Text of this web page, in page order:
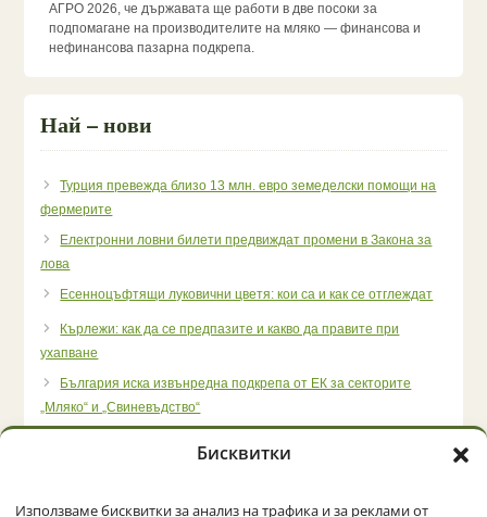
Бисквитки
Използваме бисквитки за анализ на трафика и за реклами от
АГРО 2026, че държавата ще работи в две посоки за
подпомагане на производителите на мляко — финансова и
нефинансова пазарна подкрепа.
Най – нови
Турция превежда близо 13 млн. евро земеделски помощи на
фермерите
Електронни ловни билети предвиждат промени в Закона за
лова
Есенноцъфтящи луковични цветя: кои са и как се отглеждат
Кърлежи: как да се предпазите и какво да правите при
ухапване
България иска извънредна подкрепа от ЕК за секторите
„Мляко“ и „Свиневъдство“
НачалоКатегорииПолитика за бисквитки (ЕС)